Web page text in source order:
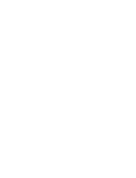
El que llega
minutos en la ida
encuentro desde
como regresan
Todavía faltan por
Todos ellos
posible que en el